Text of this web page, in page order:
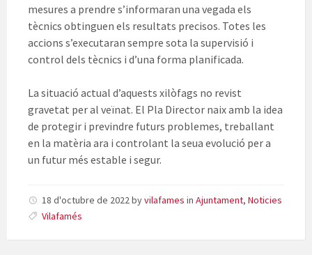
mesures a prendre s’informaran una vegada els
tècnics obtinguen els resultats precisos. Totes les
accions s’executaran sempre sota la supervisió i
control dels tècnics i d’una forma planificada.
La situació actual d’aquests xilòfags no revist
gravetat per al veïnat. El Pla Director naix amb la idea
de protegir i previndre futurs problemes, treballant
en la matèria ara i controlant la seua evolució per a
un futur més estable i segur.
18 d'octubre de 2022byvilafames in Ajuntament, Noticies
Vilafamés